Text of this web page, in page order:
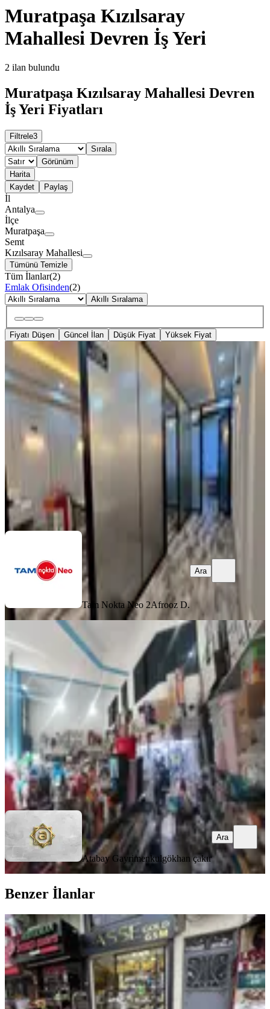
Muratpaşa Kızılsaray
Mahallesi Devren İş Yeri
2 ilan bulundu
Muratpaşa Kızılsaray Mahallesi Devren
İş Yeri Fiyatları
Filtrele3
Sırala
Görünüm
Harita
Kaydet
Paylaş
İl
Antalya
İlçe
Muratpaşa
Semt
Kızılsaray Mahallesi
Tümünü Temizle
Tüm İlanlar(2)
Emlak Ofisinden(2)
Akıllı Sıralama
Fiyatı Düşen Güncel İlan Düşük Fiyat Yüksek Fiyat
Acil!tabela Değeri Yüksek, Lüks
Cihazlarla Güzellik Merkezi
Muratpaşa, Kızılsaray Mahallesi
1 Oda
Düz Giriş (Zemin)·19.06.2026
3.250.000 ₺
Tam Nokta Neo 2
Ara
Tam Nokta Neo 2Afrooz D.
Ara
Ticaretin Kalbi Şehir Mrk.de Devren
Kiralık 320 M2 Dükkan
Muratpaşa, Kızılsaray Mahallesi
1 Oda· 321 m² ·Düz Giriş (Zemin)·29.01.2026
9.000.000 ₺
Atabay Gayrimenkulgökhan çakır
Ara
Atabay Gayrimenkulgökhan çakır
Ara
Benzer İlanlar
Antalya Muratpaşa Haşim İşcan
Mahallesi Devren Satılık Dükkan
Muratpaşa, Haşimişcan Mahallesi
1 Oda·25 m²·Düz Giriş (Zemin)·03.03.2026